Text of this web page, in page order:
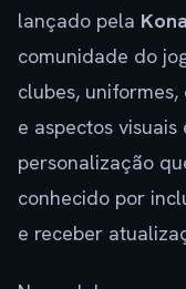
lançado pela
comunidade do
clubes,
e aspectos visuais
personalização
conhecido por
e receber